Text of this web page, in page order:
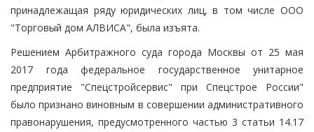
принадлежащая ряду юридических лиц, в том числе ООО
"Торговый дом АЛВИСА", была изъята.
Решением Арбитражного суда города Москвы от 25 мая
2017 года федеральное государственное унитарное
предприятие "Спецстройсервис" при Спецстрое России"
было признано виновным в совершении административного
правонарушения, предусмотренного частью 3 статьи 14.17